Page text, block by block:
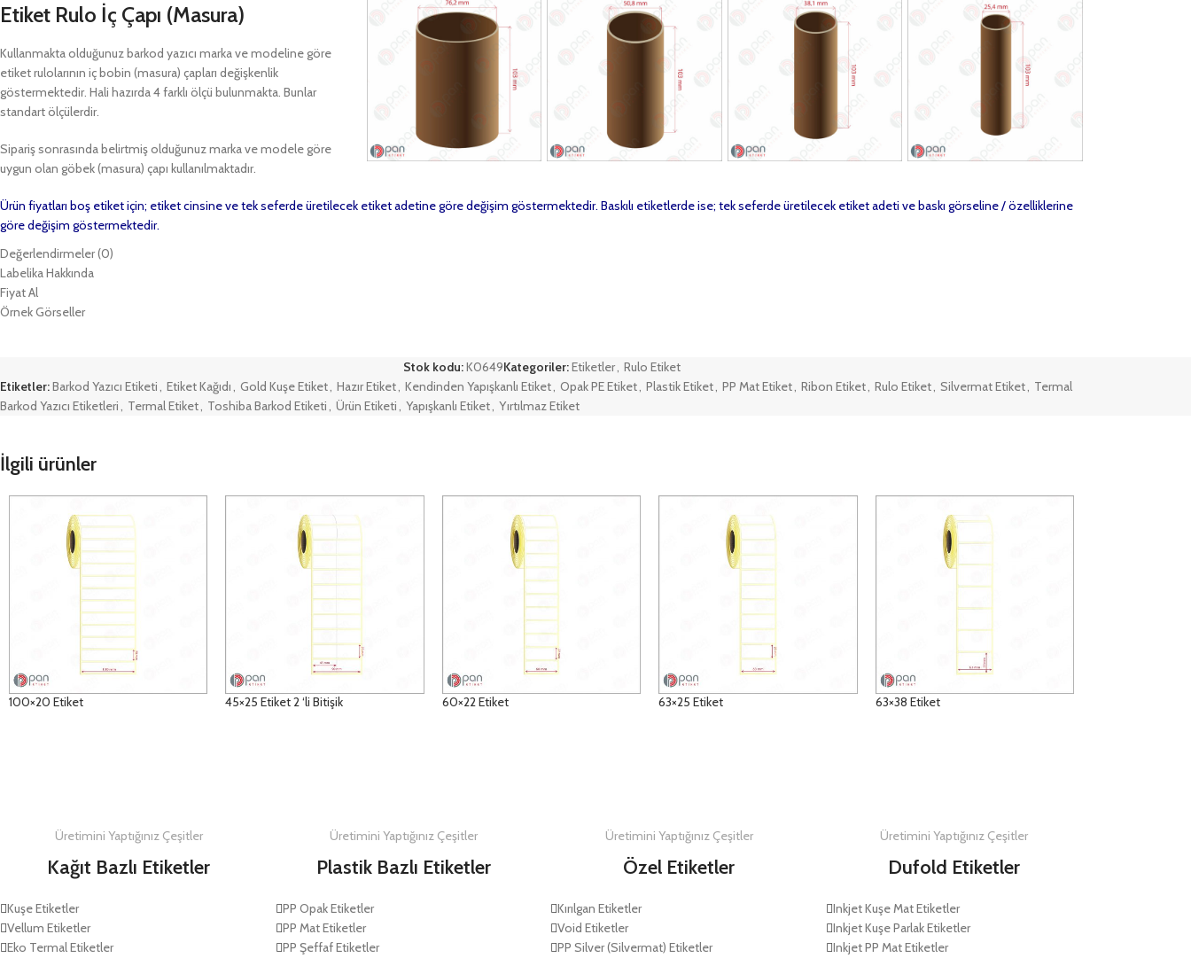
Etiket Rulo İç Çapı (Masura)
Kullanmakta olduğunuz barkod yazıcı marka ve modeline göre
etiket rulolarının iç bobin (masura) çapları değişkenlik
göstermektedir. Hali hazırda 4 farklı ölçü bulunmakta. Bunlar
standart ölçülerdir.
Sipariş sonrasında belirtmiş olduğunuz marka ve modele göre
uygun olan göbek (masura) çapı kullanılmaktadır.
Ürün fiyatları boş etiket için; etiket cinsine ve tek seferde üretilecek etiket adetine göre değişim göstermektedir. Baskılı etiketlerde ise; tek seferde üretilecek etiket adeti ve baskı görseline / özelliklerine
göre değişim göstermektedir.
Değerlendirmeler (0)
Labelika Hakkında
Fiyat Al
Örnek Görseller
Stok kodu:K0649Kategoriler:Etiketler, Rulo Etiket
Etiketler:Barkod Yazıcı Etiketi, Etiket Kağıdı, Gold Kuşe Etiket, Hazır Etiket, Kendinden Yapışkanlı Etiket, Opak PE Etiket, Plastik Etiket, PP Mat Etiket, Ribon Etiket, Rulo Etiket, Silvermat Etiket, Termal
Barkod Yazıcı Etiketleri, Termal Etiket, Toshiba Barkod Etiketi, Ürün Etiketi, Yapışkanlı Etiket, Yırtılmaz Etiket
İlgili ürünler
100×20 Etiket 45×25 Etiket 2 ‘li Bitişik 60×22 Etiket 63×25 Etiket 63×38 Etiket
Üretimini Yaptığınız Çeşitler
Kağıt Bazlı Etiketler
Kuşe Etiketler
Vellum Etiketler
Eko Termal Etiketler
Üretimini Yaptığınız Çeşitler
Plastik Bazlı Etiketler
PP Opak Etiketler
PP Mat Etiketler
PP Şeffaf Etiketler
Üretimini Yaptığınız Çeşitler
Özel Etiketler
Kırılgan Etiketler
Void Etiketler
PP Silver (Silvermat) Etiketler
Üretimini Yaptığınız Çeşitler
Dufold Etiketler
Inkjet Kuşe Mat Etiketler
Inkjet Kuşe Parlak Etiketler
Inkjet PP Mat Etiketler